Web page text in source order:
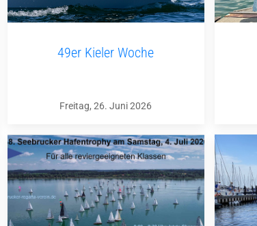
49er Kieler Woche
Freitag, 26. Juni 2026